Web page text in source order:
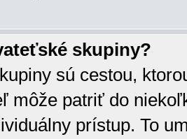
skupiny?
sú cestou,
môže patriť do
prístup. To